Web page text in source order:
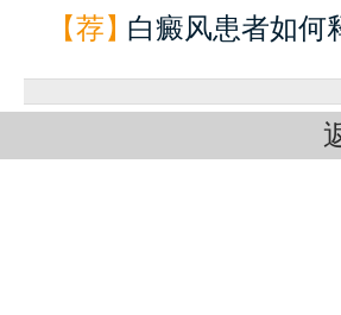
【荐】白癜风患者如何